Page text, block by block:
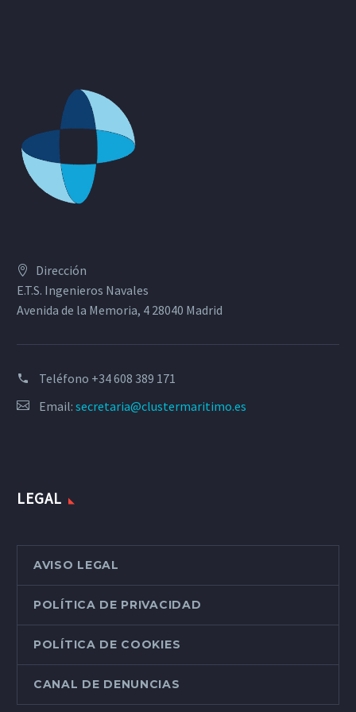
Dirección
E.T.S. Ingenieros Navales
Avenida de la Memoria, 4 28040 Madrid
Teléfono +34 608 389 171
Email: secretaria@clustermaritimo.es
LEGAL
AVISO LEGAL
POLÍTICA DE PRIVACIDAD
POLÍTICA DE COOKIES
CANAL DE DENUNCIAS